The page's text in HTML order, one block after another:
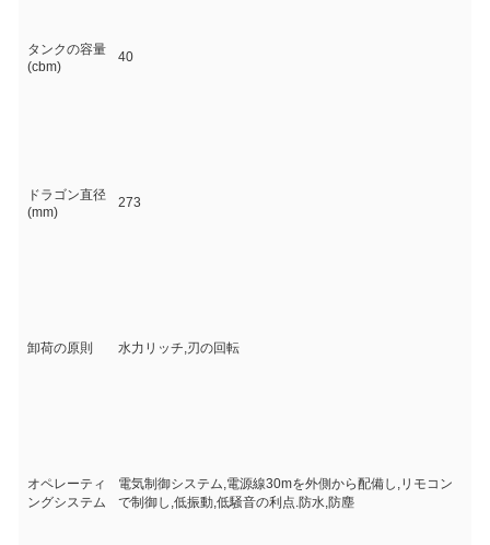
タンクの容量
(cbm)
40
ドラゴン直径
(mm)
273
卸荷の原則 水力リッチ,刃の回転
オペレーティ
ングシステム
電気制御システム,電源線30mを外側から配備し,リモコン
で制御し,低振動,低騒音の利点.防水,防塵